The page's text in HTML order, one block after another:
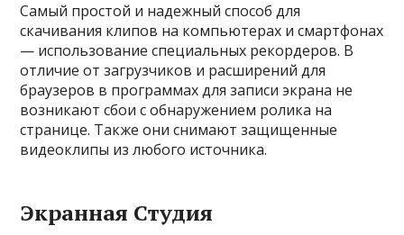
Самый простой и надежный способ для
скачивания клипов на компьютерах и смартфонах
— использование специальных рекордеров. В
отличие от загрузчиков и расширений для
браузеров в программах для записи экрана не
возникают сбои с обнаружением ролика на
странице. Также они снимают защищенные
видеоклипы из любого источника.
Экранная Студия